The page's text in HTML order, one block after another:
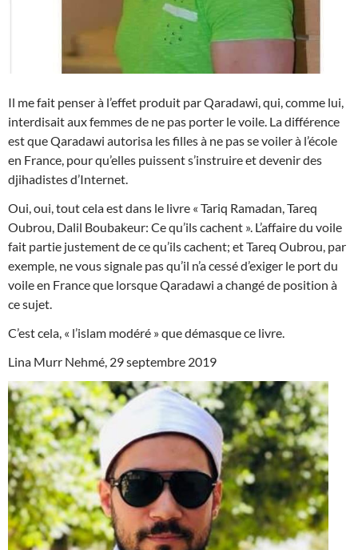
Il me fait penser à l’effet produit par Qaradawi, qui, comme lui,
interdisait aux femmes de ne pas porter le voile. La différence
est que Qaradawi autorisa les filles à ne pas se voiler à l’école
en France, pour qu’elles puissent s’instruire et devenir des
djihadistes d’Internet.
Oui, oui, tout cela est dans le livre « Tariq Ramadan, Tareq
Oubrou, Dalil Boubakeur: Ce qu’ils cachent ». L’affaire du voile
fait partie justement de ce qu’ils cachent; et Tareq Oubrou, par
exemple, ne vous signale pas qu’il n’a cessé d’exiger le port du
voile en France que lorsque Qaradawi a changé de position à
ce sujet.
C’est cela, « l’islam modéré » que démasque ce livre.
Lina Murr Nehmé, 29 septembre 2019